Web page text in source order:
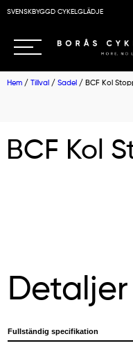
SVENSKBYGGD CYKELGLÄDJE
Hem / Tillval / Sadel / BCF Kol
BCF Kol
Detaljer
Fullständig specifikation